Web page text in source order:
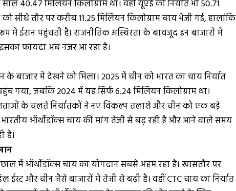
40.47 मिलियन किलोग्राम था। वहीं यूएई को निर्यात भी 50.71
सीधे तौर पर करीब 11.25 मिलियन किलोग्राम चाय भेजी गई, हालांकि
में ईरान पहुंचती है। राजनीतिक अस्थिरता के बावजूद इन बाजारों में
फायदा अब नजर आ रहा है।
बाजार में देखने को मिला। 2025 में चीन को भारत का चाय निर्यात
गया, जबकि 2024 में यह सिर्फ 6.24 मिलियन किलोग्राम था।
के चलते निर्यातकों ने नए विकल्प तलाशे और चीन को एक बड़े
ऑर्थोडॉक्स चाय की मांग तेजी से बढ़ रही है और आने वाले समय
है।
में ऑर्थोडॉक्स चाय का योगदान सबसे अहम रहा है। खासतौर पर
ईस्ट और चीन जैसे बाजारों में तेजी से बढ़ी है। वहीं CTC चाय का निर्यात